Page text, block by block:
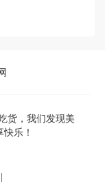
货，我们发现美
乐！